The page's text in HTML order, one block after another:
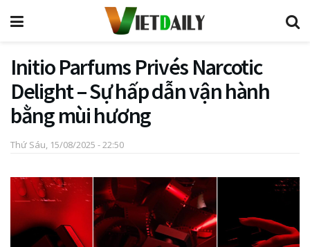
Initio Parfums Privés Narcotic
Delight – Sự hấp dẫn vận hành
bằng mùi hương
Thứ Sáu, 15/08/2025 - 22:50